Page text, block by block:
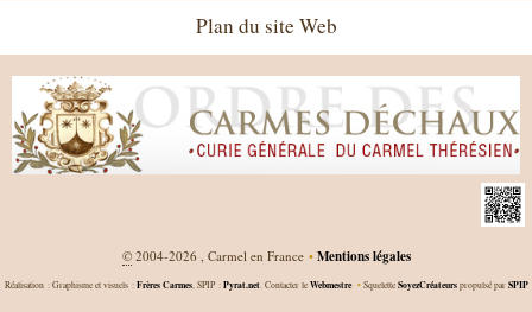
Plan du site Web
©2004-2026 , Carmel en France • Mentions légales
Réalisation : Graphisme et visuels : Frères Carmes, SPIP : Pyrat.net. Contacter le Webmestre •Squelette SoyezCréateurspropulsé par SPIP